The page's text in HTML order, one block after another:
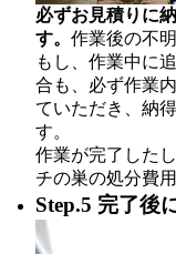
必ずお見積りに
す。 作業後の不
もし、作業中に
合も、必ず作業
ていただき、納
す。
作業が完了した
チの巣の処分費
Step.5 完了後